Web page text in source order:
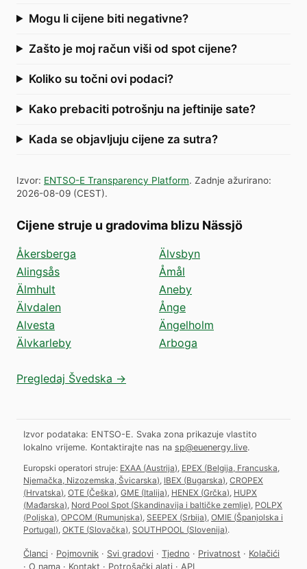
Mogu li cijene biti negativne?
Zašto je moj račun viši od spot cijene?
Koliko su točni ovi podaci?
Kako prebaciti potrošnju na jeftinije sate?
Kada se objavljuju cijene za sutra?
Izvor: ENTSO-E Transparency Platform. Zadnje ažurirano:
2026-08-09 (CEST).
Cijene struje u gradovima blizu Nässjö
Åkersberga
Alingsås
Älmhult
Älvdalen
Alvesta
Älvkarleby
Älvsbyn
Åmål
Aneby
Ånge
Ängelholm
Arboga
Pregledaj Švedska →
Izvor podataka: ENTSO-E. Svaka zona prikazuje vlastito
lokalno vrijeme. Kontaktirajte nas na sp@euenergy.live.
Europski operatori struje: EXAA (Austrija) EPEX (Belgija, Francuska,
Njemačka, Nizozemska, Švicarska) IBEX (Bugarska) CROPEX
(Hrvatska) OTE (Češka) GME (Italija) HENEX (Grčka) HUPX
(Mađarska) Nord Pool Spot (Skandinavija i baltičke zemlje) POLPX
(Poljska) OPCOM (Rumunjska) SEEPEX (Srbija) OMIE (Španjolska i
Portugal) OKTE (Slovačka) SOUTHPOOL (Slovenija).
Članci · Pojmovnik · Svi gradovi · Tjedno · Privatnost · Kolačići
· O nama · Kontakt · Potrošački alati · API